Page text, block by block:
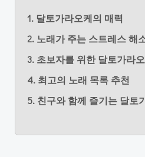
1. 달토가라오케의 매력
2. 노래가 주는 스트레스 해
3. 초보자를 위한 달토가라
4. 최고의 노래 목록 추천
5. 친구와 함께 즐기는 달토